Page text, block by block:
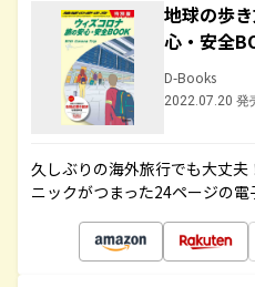
地球の歩
心・安全
D-Books
2022.07.20 発
久しぶりの海外旅行でも大丈
ニックがつまった24ページの電